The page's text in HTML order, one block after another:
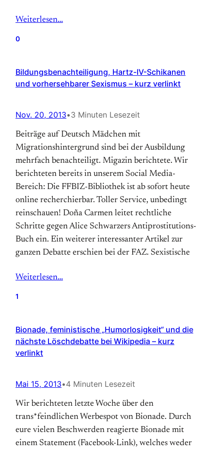
Weiterlesen…
0
Bildungsbenachteiligung, Hartz-IV-Schikanen
und vorhersehbarer Sexismus – kurz verlinkt
Nov. 20, 2013•3 Minuten Lesezeit
Beiträge auf Deutsch Mädchen mit
Migrationshintergrund sind bei der Ausbildung
mehrfach benachteiligt. Migazin berichtete. Wir
berichteten bereits in unserem Social Media-
Bereich: Die FFBIZ-Bibliothek ist ab sofort heute
online recherchierbar. Toller Service, unbedingt
reinschauen! Doña Carmen leitet rechtliche
Schritte gegen Alice Schwarzers Antiprostitutions-
Buch ein. Ein weiterer interessanter Artikel zur
ganzen Debatte erschien bei der FAZ. Sexistische
Weiterlesen…
1
Bionade, feministische „Humorlosigkeit“ und die
nächste Löschdebatte bei Wikipedia – kurz
verlinkt
Mai 15, 2013•4 Minuten Lesezeit
Wir berichteten letzte Woche über den
trans*feindlichen Werbespot von Bionade. Durch
eure vielen Beschwerden reagierte Bionade mit
einem Statement (Facebook-Link), welches weder